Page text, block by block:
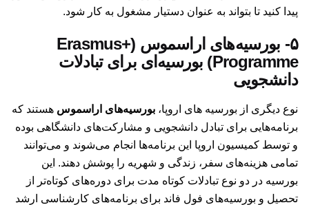
پیدا کنید تا بتواند به عنوان دستیار مشغول به کار شود.
۵- بورسیه‌های اراسموس (Erasmus+
Programme) بورسیه‌ای برای تبادلات
دانشجویی
نوع دیگری از بورسیه های اروپا، بورسیه‌های اراسموس هستند که
برنامه‌هایی برای تبادل دانشجویی و مشارکت‌های دانشگاهی بوده
و توسط کمیسیون اروپا این برنامه‌ها انجام می‌شوند و می‌توانند
تمامی هزینه‌های سفر، زندگی و شهریه را پوشش دهند. این
بورسیه در دو نوع تبادلات کوتاه مدت برای دوره‌های کوتاه‌تر از
تحصیل و بورسیه‌های فول فاند برای برنامه‌های کارشناسی ارشد